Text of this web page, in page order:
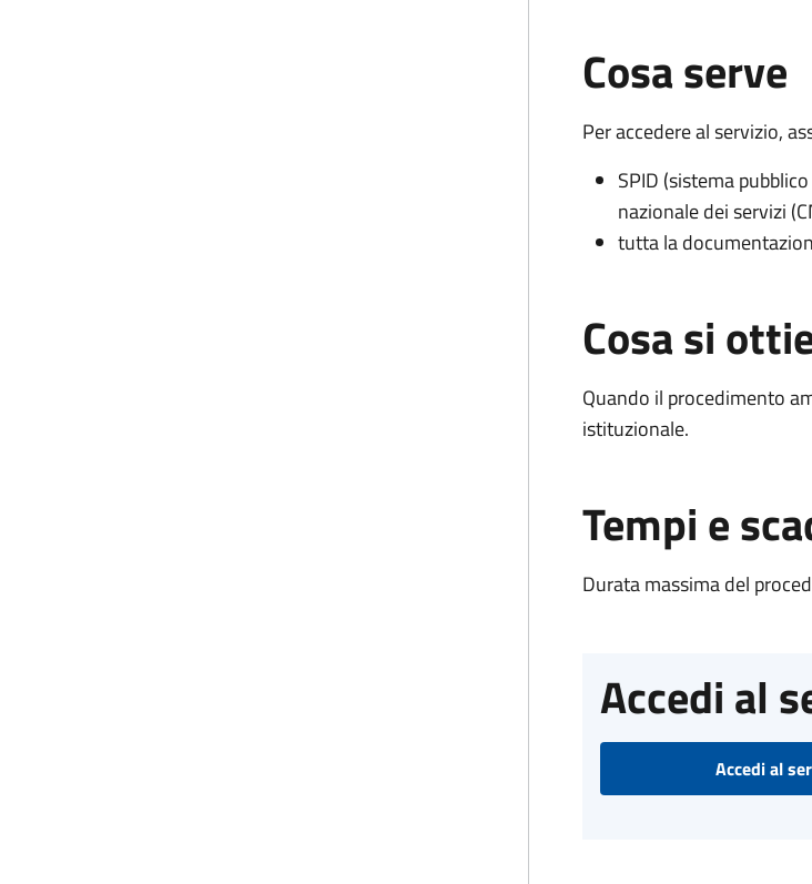
Cosa serve
Per accedere al servizio,
SPID (sistema
nazionale dei servizi
tutta la
Cosa si
Quando il procedimento
istituzionale.
Tempi e
Durata massima del
Accedi al
Accedi al